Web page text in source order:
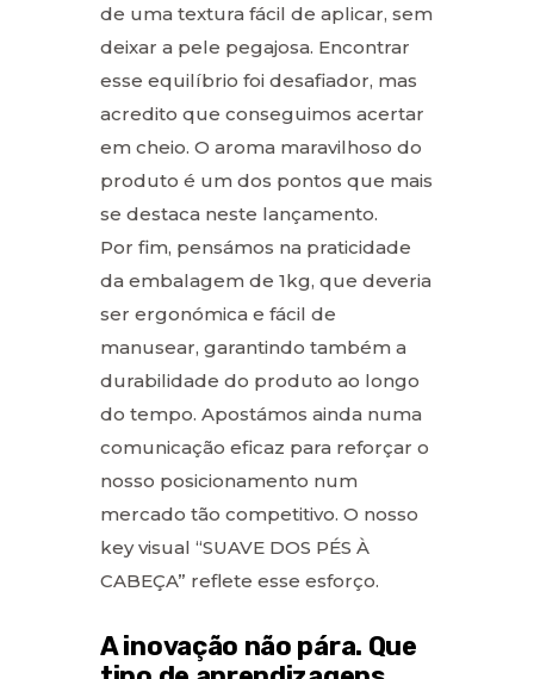
de uma textura fácil de aplicar, sem
deixar a pele pegajosa. Encontrar
esse equilíbrio foi desafiador, mas
acredito que conseguimos acertar
em cheio. O aroma maravilhoso do
produto é um dos pontos que mais
se destaca neste lançamento.
Por fim, pensámos na praticidade
da embalagem de 1kg, que deveria
ser ergonómica e fácil de
manusear, garantindo também a
durabilidade do produto ao longo
do tempo. Apostámos ainda numa
comunicação eficaz para reforçar o
nosso posicionamento num
mercado tão competitivo. O nosso
key visual “SUAVE DOS PÉS À
CABEÇA” reflete esse esforço.
A inovação não pára. Que